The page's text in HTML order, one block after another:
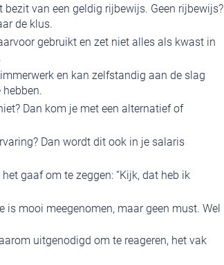
van een geldig rijbewijs. Geen rijbewijs?
de klus.
gebruikt en zet niet alles als kwast in
en kan zelfstandig aan de slag
Dan kom je met een alternatief of
Dan wordt dit ook in je salaris
gaaf om te zeggen: “Kijk, dat heb ik
is mooi meegenomen, maar geen must. Wel
uitgenodigd om te reageren, het vak